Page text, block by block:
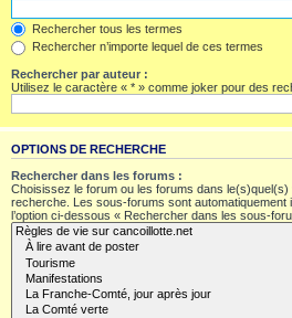
Rechercher tous les termes
Rechercher n’importe lequel de ces termes
Rechercher par auteur :
Utilisez le caractère « * » comme joker pour des
OPTIONS DE RECHERCHE
Rechercher dans les forums :
Choisissez le forum ou les forums dans
recherche. Les sous-forums sont
l’option ci-dessous « Rechercher dans les sous-